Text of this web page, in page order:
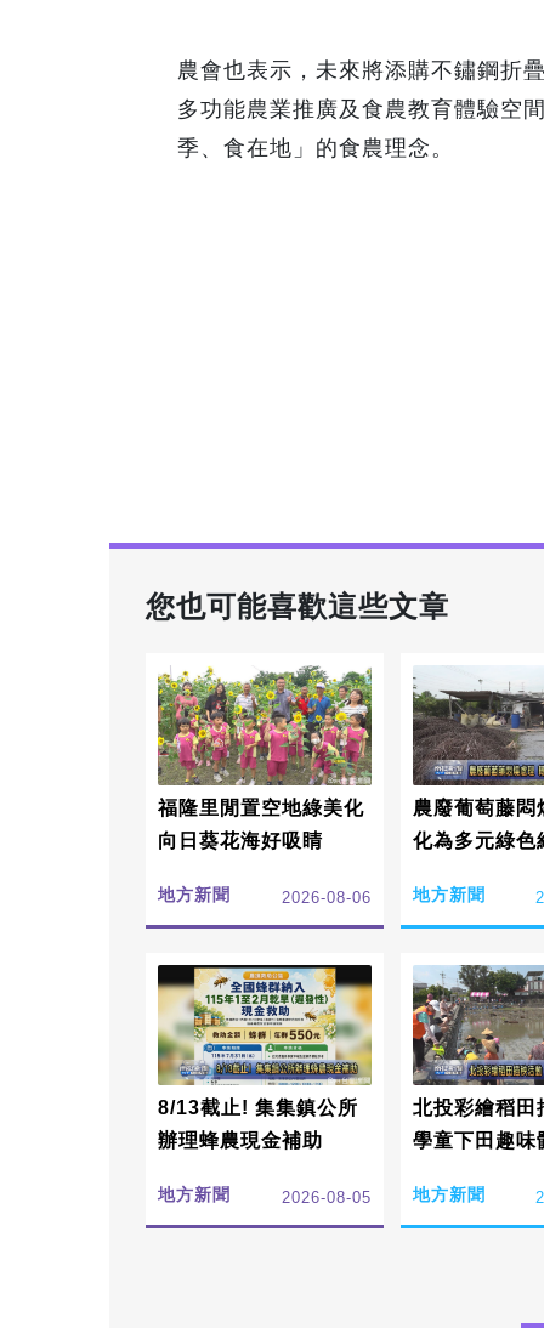
農會也表示，未來將添購不鏽鋼折
多功能農業推廣及食農教育體驗空
季、食在地」的食農理念。
您也可能喜歡這些文章
福隆里閒置空地綠美化
向日葵花海好吸睛
地方新聞 2026-08-06
農廢葡萄藤悶
化為多元綠色
地方新聞
8/13截止! 集集鎮公所
辦理蜂農現金補助
地方新聞 2026-08-05
北投彩繪稻田
學童下田趣味
地方新聞